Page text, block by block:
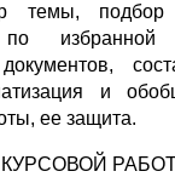
темы,
по
и
ее защита.